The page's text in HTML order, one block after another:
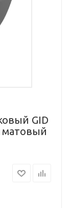
GID
матовый